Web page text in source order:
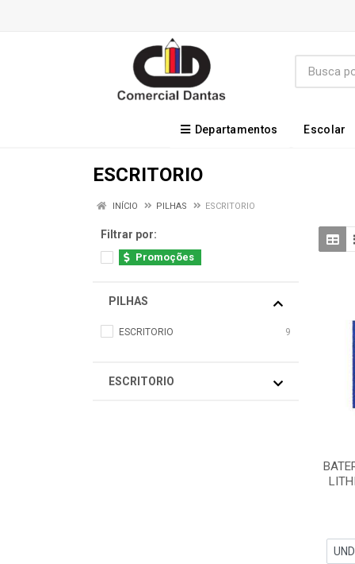
Departamentos Escolar
ESCRITORIO
INÍCIO PILHAS ESCRITORIO
Filtrar por:
Promoções
PILHAS
ESCRITORIO 9
ESCRITORIO